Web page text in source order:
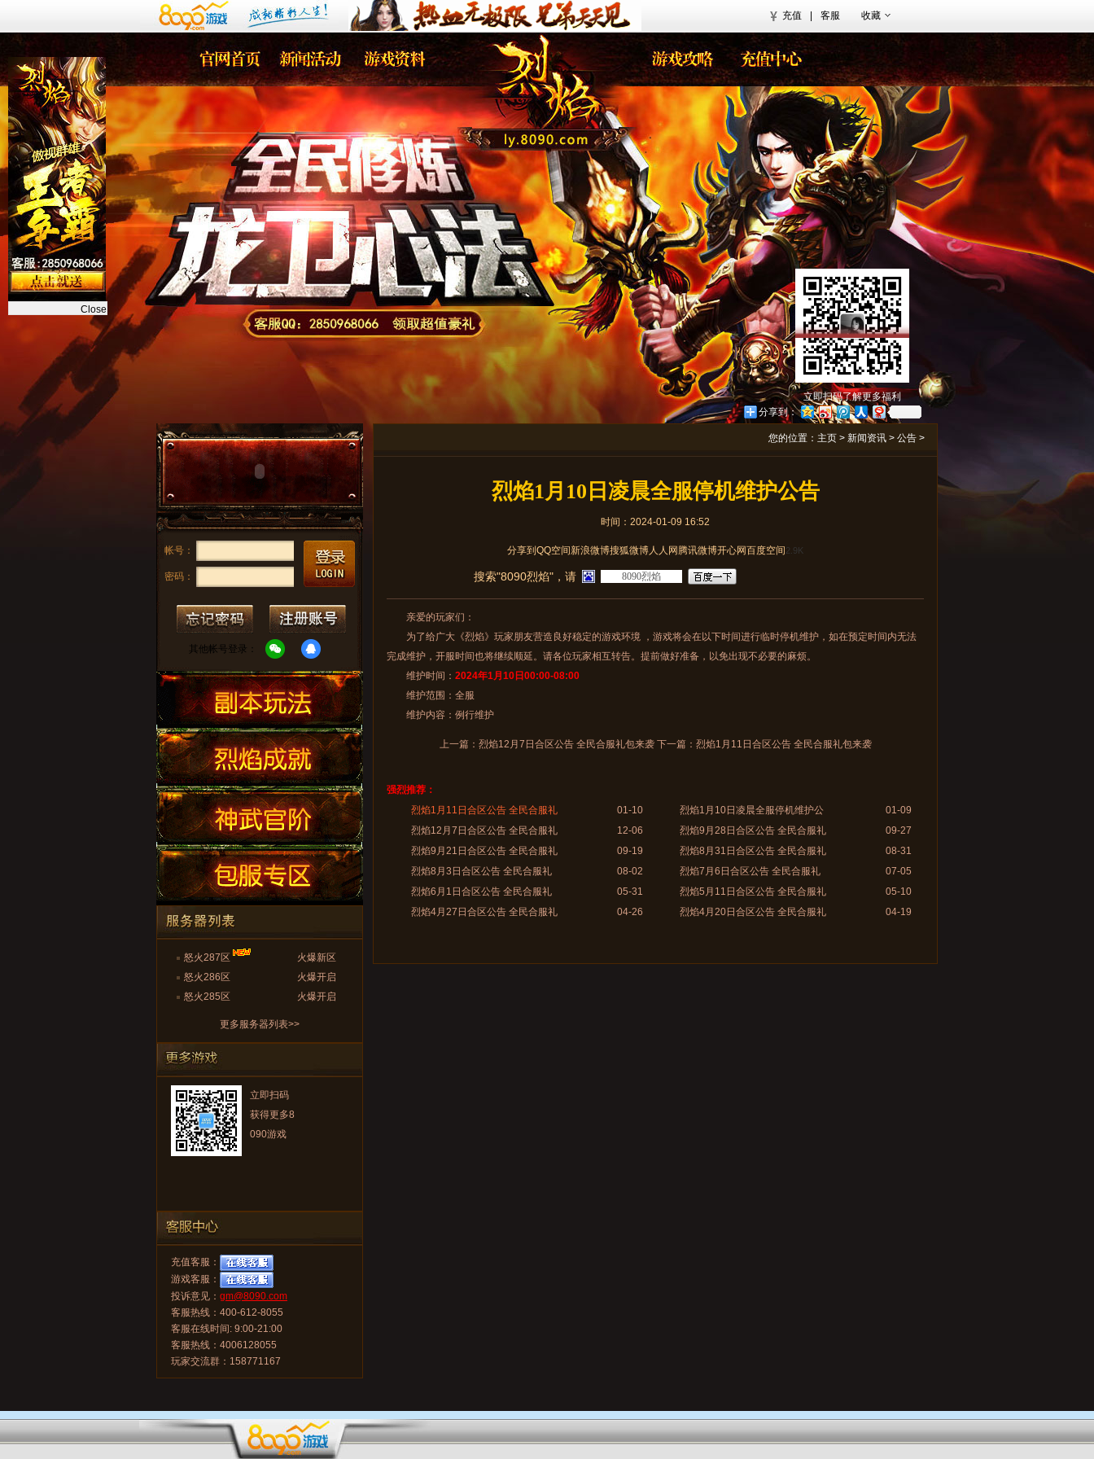
Close
充值 客服 收藏
立即扫码了解更多福利
分享到：
帐号：
密码：
其他帐号登录：
火爆新区
怒火287区
火爆开启
怒火286区
火爆开启
怒火285区
更多服务器列表>>
立即扫码
获得更多8
090游戏
充值客服：
游戏客服：
投诉意见： gm@8090.com
客服热线：400-612-8055
客服在线时间: 9:00-21:00
客服热线：4006128055
玩家交流群：158771167
您的位置： 主页 > 新闻资讯 > 公告 >
烈焰1月10日凌晨全服停机维护公告
时间：2024-01-09 16:52
分享到 QQ空间新浪微博搜狐微博人人网 腾讯微博开心网百度空间2.9K
搜索"8090烈焰"，请
亲爱的玩家们：
为了给广大《烈焰》玩家朋友营造良好稳定的游戏环境 ，游戏将会在以下时间进行临时停机维护，如在预定时间内无法
完成维护，开服时间也将继续顺延。请各位玩家相互转告。提前做好准备，以免出现不必要的麻烦。
维护时间： 2024年1月10 日 00:00-08:00
维护范围：全服
维护内容：例行维护
上一篇： 烈焰12月7日合区公告 全民合服礼包来袭下一篇： 烈焰1月11日合区公告 全民合服礼包来袭
强烈推荐：
烈焰1月11日合区公告 全民合服礼
01-10 烈焰1月10日凌晨全服停机维护公
01-09
烈焰12月7日合区公告 全民合服礼
12-06 烈焰9月28日合区公告 全民合服礼
09-27
烈焰9月21日合区公告 全民合服礼
09-19 烈焰8月31日合区公告 全民合服礼
08-31
烈焰8月3日合区公告 全民合服礼
08-02 烈焰7月6日合区公告 全民合服礼
07-05
烈焰6月1日合区公告 全民合服礼
05-31 烈焰5月11日合区公告 全民合服礼
05-10
烈焰4月27日合区公告 全民合服礼
04-26 烈焰4月20日合区公告 全民合服礼 04-19